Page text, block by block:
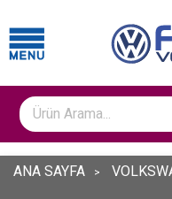
ANA SAYFA